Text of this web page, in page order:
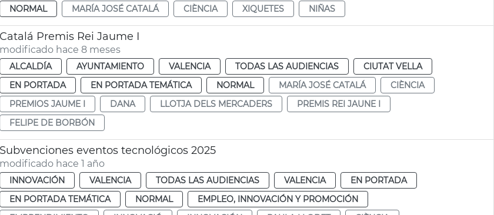
NORMAL
MARÍA JOSÉ CATALÁ CIÈNCIA XIQUETES NIÑAS
Catalá Premis Rei Jaume I
modificado hace 8 meses
ALCALDÍA AYUNTAMIENTO VALENCIA TODAS LAS AUDIENCIAS
CIUTAT VELLA
EN PORTADA
EN PORTADA TEMÁTICA NORMAL MARÍA JOSÉ CATALÁ
CIÈNCIA
PREMIOS JAUME I
DANA LLOTJA DELS MERCADERS
PREMIS REI JAUNE I
FELIPE DE BORBÓN
Subvenciones eventos tecnológicos 2025
modificado hace 1 año
INNOVACIÓN VALENCIA TODAS LAS AUDIENCIAS VALENCIA
EN PORTADA
EN PORTADA TEMÁTICA
NORMAL
EMPLEO, INNOVACIÓN Y PROMOCIÓN